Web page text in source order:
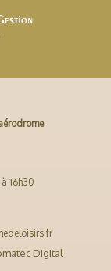
16h30
Digital